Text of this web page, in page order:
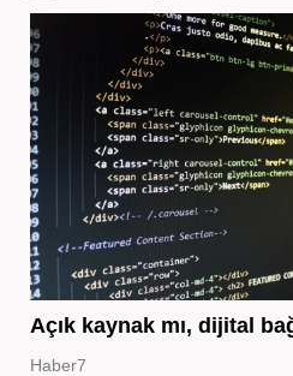
Açık kaynak mı, dijital
Haber7